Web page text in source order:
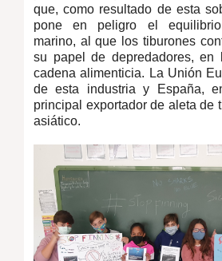
que, como resultado de esta
pone en peligro el
marino, al que los tiburones
su papel de depredadores,
cadena alimenticia. La Unión
de esta industria y España,
principal exportador de aleta de
asiático.